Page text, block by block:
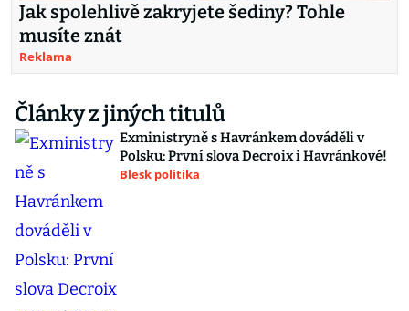
Jak spolehlivě zakryjete šediny? Tohle
musíte znát
Reklama
Články z jiných titulů
Exministryně s Havránkem dováděli v
Polsku: První slova Decroix i Havránkové!
Blesk politika